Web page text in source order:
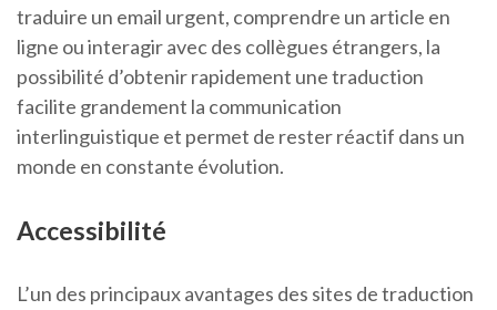
traduire un email urgent, comprendre un article en
ligne ou interagir avec des collègues étrangers, la
possibilité d’obtenir rapidement une traduction
facilite grandement la communication
interlinguistique et permet de rester réactif dans un
monde en constante évolution.
Accessibilité
L’un des principaux avantages des sites de traduction